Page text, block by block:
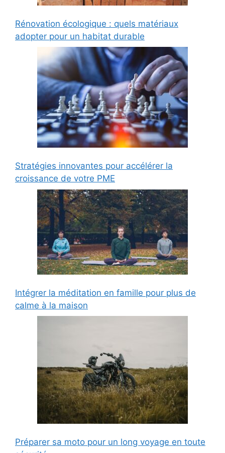
Rénovation écologique : quels matériaux
adopter pour un habitat durable
Stratégies innovantes pour accélérer la
croissance de votre PME
Intégrer la méditation en famille pour plus de
calme à la maison
Préparer sa moto pour un long voyage en toute